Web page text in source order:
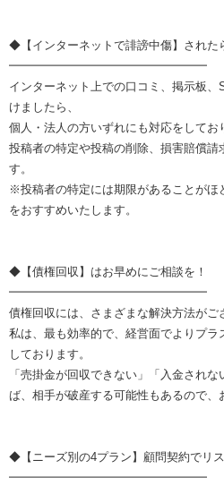
◆【インターネットで誹謗中傷】された
━━━━━━━━━━━━━━━━━
インターネット上での口コミ、掲示板
けましたら、
個人・法人の方いずれにも対応をしてお
投稿者の特定や投稿の削除、損害賠償
す。
※投稿者の特定には期限があることがほ
をおすすめいたします。
◆【債権回収】はお早めにご相談を！
━━━━━━━━━━━━━━━━━
債権回収には、さまざまな解決方法がご
私は、最も効率的で、経営面でよりプラ
しております。
「売掛金が回収できない」「入金され
ば、相手が破産する可能性もあるので、
◆【ニーズ別の4プラン】顧問契約でリ
━━━━━━━━━━━━━━━━━